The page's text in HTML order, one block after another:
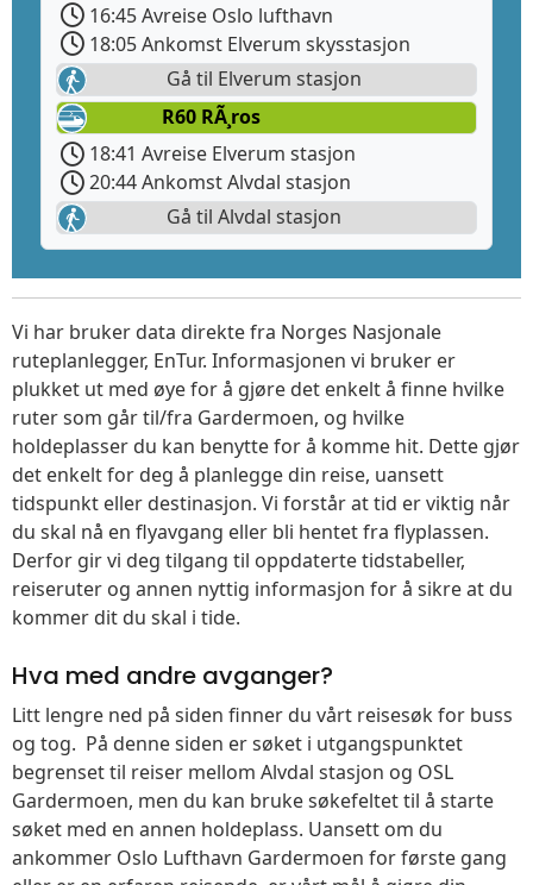
16:45 Avreise Oslo lufthavn
18:05 Ankomst Elverum skysstasjon
Gå til Elverum stasjon
R60 RÃ¸ros
18:41 Avreise Elverum stasjon
20:44 Ankomst Alvdal stasjon
Gå til Alvdal stasjon
Vi har bruker data direkte fra Norges Nasjonale
ruteplanlegger, EnTur. Informasjonen vi bruker er
plukket ut med øye for å gjøre det enkelt å finne hvilke
ruter som går til/fra Gardermoen, og hvilke
holdeplasser du kan benytte for å komme hit. Dette gjør
det enkelt for deg å planlegge din reise, uansett
tidspunkt eller destinasjon. Vi forstår at tid er viktig når
du skal nå en flyavgang eller bli hentet fra flyplassen.
Derfor gir vi deg tilgang til oppdaterte tidstabeller,
reiseruter og annen nyttig informasjon for å sikre at du
kommer dit du skal i tide.
Hva med andre avganger?
Litt lengre ned på siden finner du vårt reisesøk for buss
og tog. På denne siden er søket i utgangspunktet
begrenset til reiser mellom Alvdal stasjon og OSL
Gardermoen, men du kan bruke søkefeltet til å starte
søket med en annen holdeplass. Uansett om du
ankommer Oslo Lufthavn Gardermoen for første gang